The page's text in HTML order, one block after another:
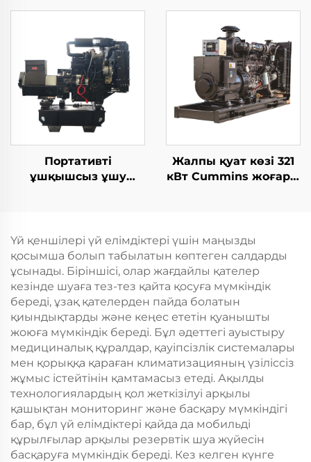
қысымаулы газ
өндіру генератордық
тікелей қосымша
Портативті
ұшқышсыз ұшу
жинағы
Жалпы қуат көзі 321
кВт Cummins жоғары
жинағы
Үй қеншілері үй елімдіктері үшін маңызды
қосымша болып табылатын көптеген салдарды
ұсынады. Біріншісі, олар жағдайлы қателер
кезінде шуаға тез-тез қайта қосуға мүмкіндік
береді, ұзақ қателерден пайда болатын
қиындықтарды және кеңес ететін қуанышты
жоюға мүмкіндік береді. Бұл әдеттегі ауыстыру
медициналық құралдар, қауіпсізлік системалары
мен қорыққа қараған климатизацияның үзіліссіз
жұмыс істейтінін қамтамасыз етеді. Ақылды
технологиялардың қол жеткізілуі арқылы
қашықтан мониторинг және басқару мүмкіндігі
бар, бұл үй елімдіктері қайда да мобильді
құрылғылар арқылы резервтік шуа жүйесін
басқаруға мүмкіндік береді. Кез келген күнге